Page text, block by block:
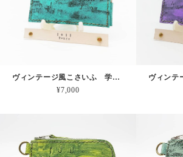
ヴィンテージ風こさいふ 学校のみどりフェンス 本革
¥7,000